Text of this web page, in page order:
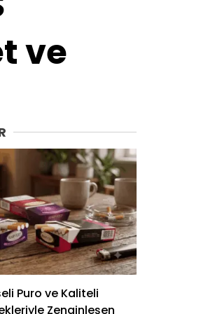
ve
Puro ve Kaliteli
Zenginleşen